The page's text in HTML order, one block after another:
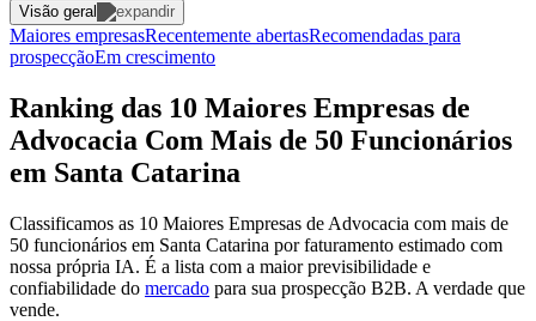
Visão geral
Maiores empresasRecentemente abertasRecomendadas para
prospecçãoEm crescimento
Ranking das 10 Maiores Empresas de
Advocacia Com Mais de 50 Funcionários
em Santa Catarina
Classificamos as 10 Maiores Empresas de Advocacia com mais de
50 funcionários em Santa Catarina por faturamento estimado com
nossa própria IA. É a lista com a maior previsibilidade e
confiabilidade do mercado para sua prospecção B2B. A verdade que
vende.